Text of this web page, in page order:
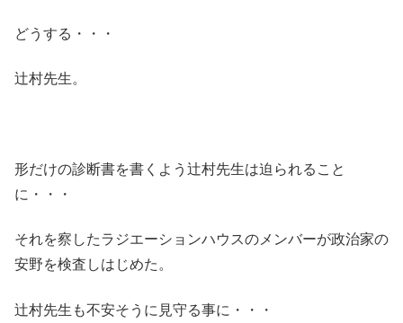
どうする・・・
辻村先生。
形だけの診断書を書くよう辻村先生は迫られること
に・・・
それを察したラジエーションハウスのメンバーが政治家の
安野を検査しはじめた。
辻村先生も不安そうに見守る事に・・・